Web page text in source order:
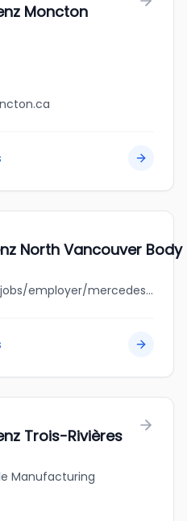
Moncton
North Vancouver Body
jobbank.gc.ca/browsejobs/employer/mercedes+benz+north+vancouver+body+shop/ca
Trois-Rivières
Manufacturing